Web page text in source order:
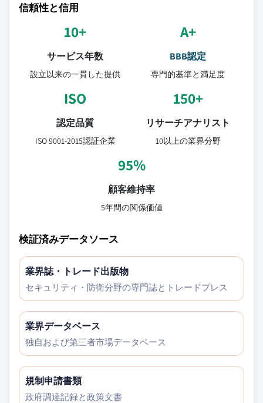
信頼性と信用
10+
サービス年数
設立以来の一貫した提供
A+
BBB認定
専門的基準と満足度
ISO
認定品質
ISO 9001-2015認証企業
150+
リサーチアナリスト
10以上の業界分野
95%
顧客維持率
5年間の関係価値
検証済みデータソース
業界誌・トレード出版物
セキュリティ・防衛分野の専門誌とトレードプレス
業界データベース
独自および第三者市場データベース
規制申請書類
政府調達記録と政策文書